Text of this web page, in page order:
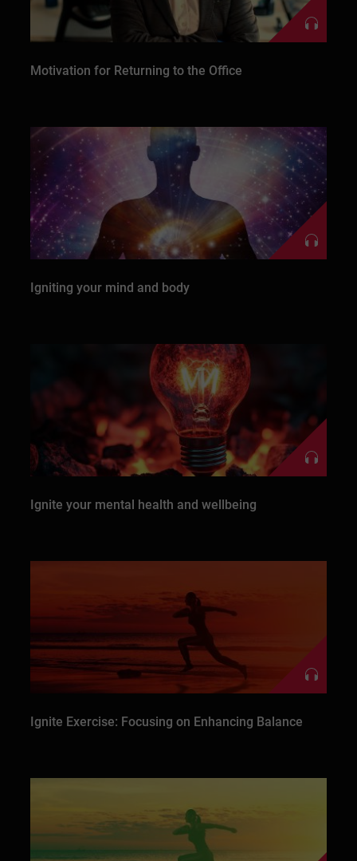
Motivation for Returning to the Office
Igniting your mind and body
Ignite your mental health and wellbeing
Ignite Exercise: Focusing on Enhancing Balance